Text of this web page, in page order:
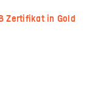
Zertifikat in Gold